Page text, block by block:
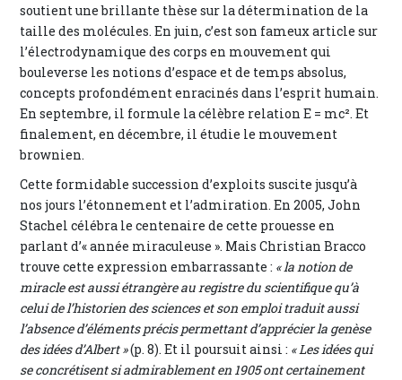
soutient une brillante thèse sur la détermination de la
taille des molécules. En juin, c’est son fameux article sur
l’électrodynamique des corps en mouvement qui
bouleverse les notions d’espace et de temps absolus,
concepts profondément enracinés dans l’esprit humain.
En septembre, il formule la célèbre relation E = mc². Et
finalement, en décembre, il étudie le mouvement
brownien.
Cette formidable succession d’exploits suscite jusqu’à
nos jours l’étonnement et l’admiration. En 2005, John
Stachel célébra le centenaire de cette prouesse en
parlant d’« année miraculeuse ». Mais Christian Bracco
trouve cette expression embarrassante : « la notion de
miracle est aussi étrangère au registre du scientifique qu’à
celui de l’historien des sciences et son emploi traduit aussi
l’absence d’éléments précis permettant d’apprécier la genèse
des idées d’Albert »(p. 8). Et il poursuit ainsi : « Les idées qui
se concrétisent si admirablement en 1905 ont certainement